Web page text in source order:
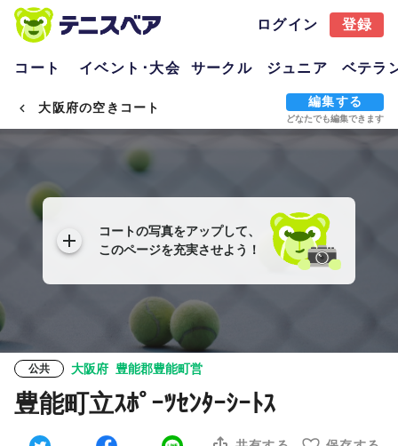
ログイン 登録
コート イベント･大会 サークル ジュニア ベテラ
大阪府の空きコート 編集する
どなたでも編集できます
コートの写真をアップして、
このページを充実させよう！
公共 大阪府 豊能郡豊能町営
豊能町立ｽﾎﾟｰﾂｾﾝﾀｰｼｰﾄｽ